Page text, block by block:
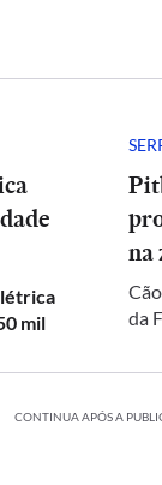
mil
na
da
CONTINUA APÓS A